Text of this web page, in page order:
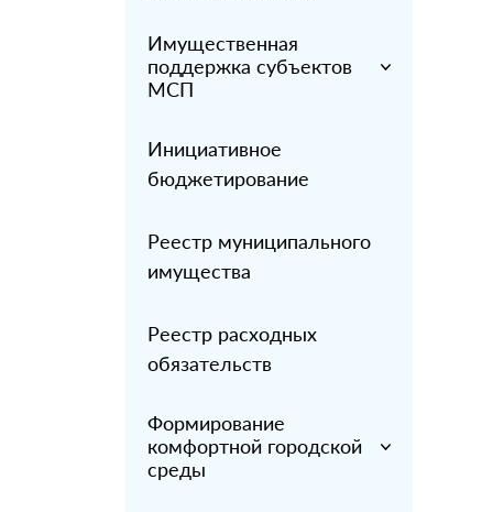
Имущественная
поддержка субъектов
МСП
Инициативное
бюджетирование
Реестр муниципального
имущества
Реестр расходных
обязательств
Формирование
комфортной городской
среды